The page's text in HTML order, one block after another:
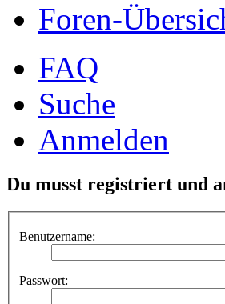
Foren-
FAQ
Suche
Anmelden
Du musst registriert und
Benutzername:
Passwort: